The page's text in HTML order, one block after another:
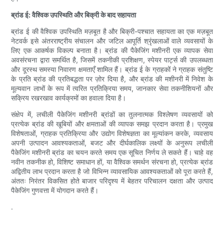
ब्रांड ई: वैश्विक उपस्थिति और बिक्री के बाद सहायता
ब्रांड ई की वैश्विक उपस्थिति मज़बूत है और बिक्री-पश्चात सहायता का एक मज़बूत
नेटवर्क इसे अंतरराष्ट्रीय संचालन और जटिल आपूर्ति श्रृंखलाओं वाले व्यवसायों के
लिए एक आकर्षक विकल्प बनाता है। ब्रांड की पैकेजिंग मशीनरी एक व्यापक सेवा
अवसंरचना द्वारा समर्थित है, जिसमें तकनीकी प्रशिक्षण, स्पेयर पार्ट्स की उपलब्धता
और दूरस्थ समस्या निवारण क्षमताएँ शामिल हैं। ब्रांड ई के ग्राहकों ने ग्राहक संतुष्टि
के प्रति ब्रांड की प्रतिबद्धता पर ज़ोर दिया है, और ब्रांड की मशीनरी में निवेश के
मूल्यवान लाभों के रूप में त्वरित प्रतिक्रिया समय, जानकार सेवा तकनीशियनों और
सक्रिय रखरखाव कार्यक्रमों का हवाला दिया है।
संक्षेप में, लचीली पैकेजिंग मशीनरी ब्रांडों का तुलनात्मक विश्लेषण व्यवसायों को
प्रत्येक ब्रांड की खूबियों और क्षमताओं की व्यापक समझ प्रदान करता है। प्रमुख
विशेषताओं, ग्राहक प्रतिक्रिया और उद्योग विशेषज्ञता का मूल्यांकन करके, व्यवसाय
अपनी उत्पादन आवश्यकताओं, बजट और दीर्घकालिक लक्ष्यों के अनुरूप लचीली
पैकेजिंग मशीनरी ब्रांड का चयन करते समय एक सूचित निर्णय ले सकते हैं। चाहे वह
नवीन तकनीक हो, विशिष्ट समाधान हों, या वैश्विक समर्थन संरचना हो, प्रत्येक ब्रांड
अद्वितीय लाभ प्रदान करता है जो विभिन्न व्यावसायिक आवश्यकताओं को पूरा करते हैं,
अंततः निरंतर विकसित होते बाजार परिदृश्य में बेहतर परिचालन दक्षता और उत्पाद
पैकेजिंग गुणवत्ता में योगदान करते हैं।
.